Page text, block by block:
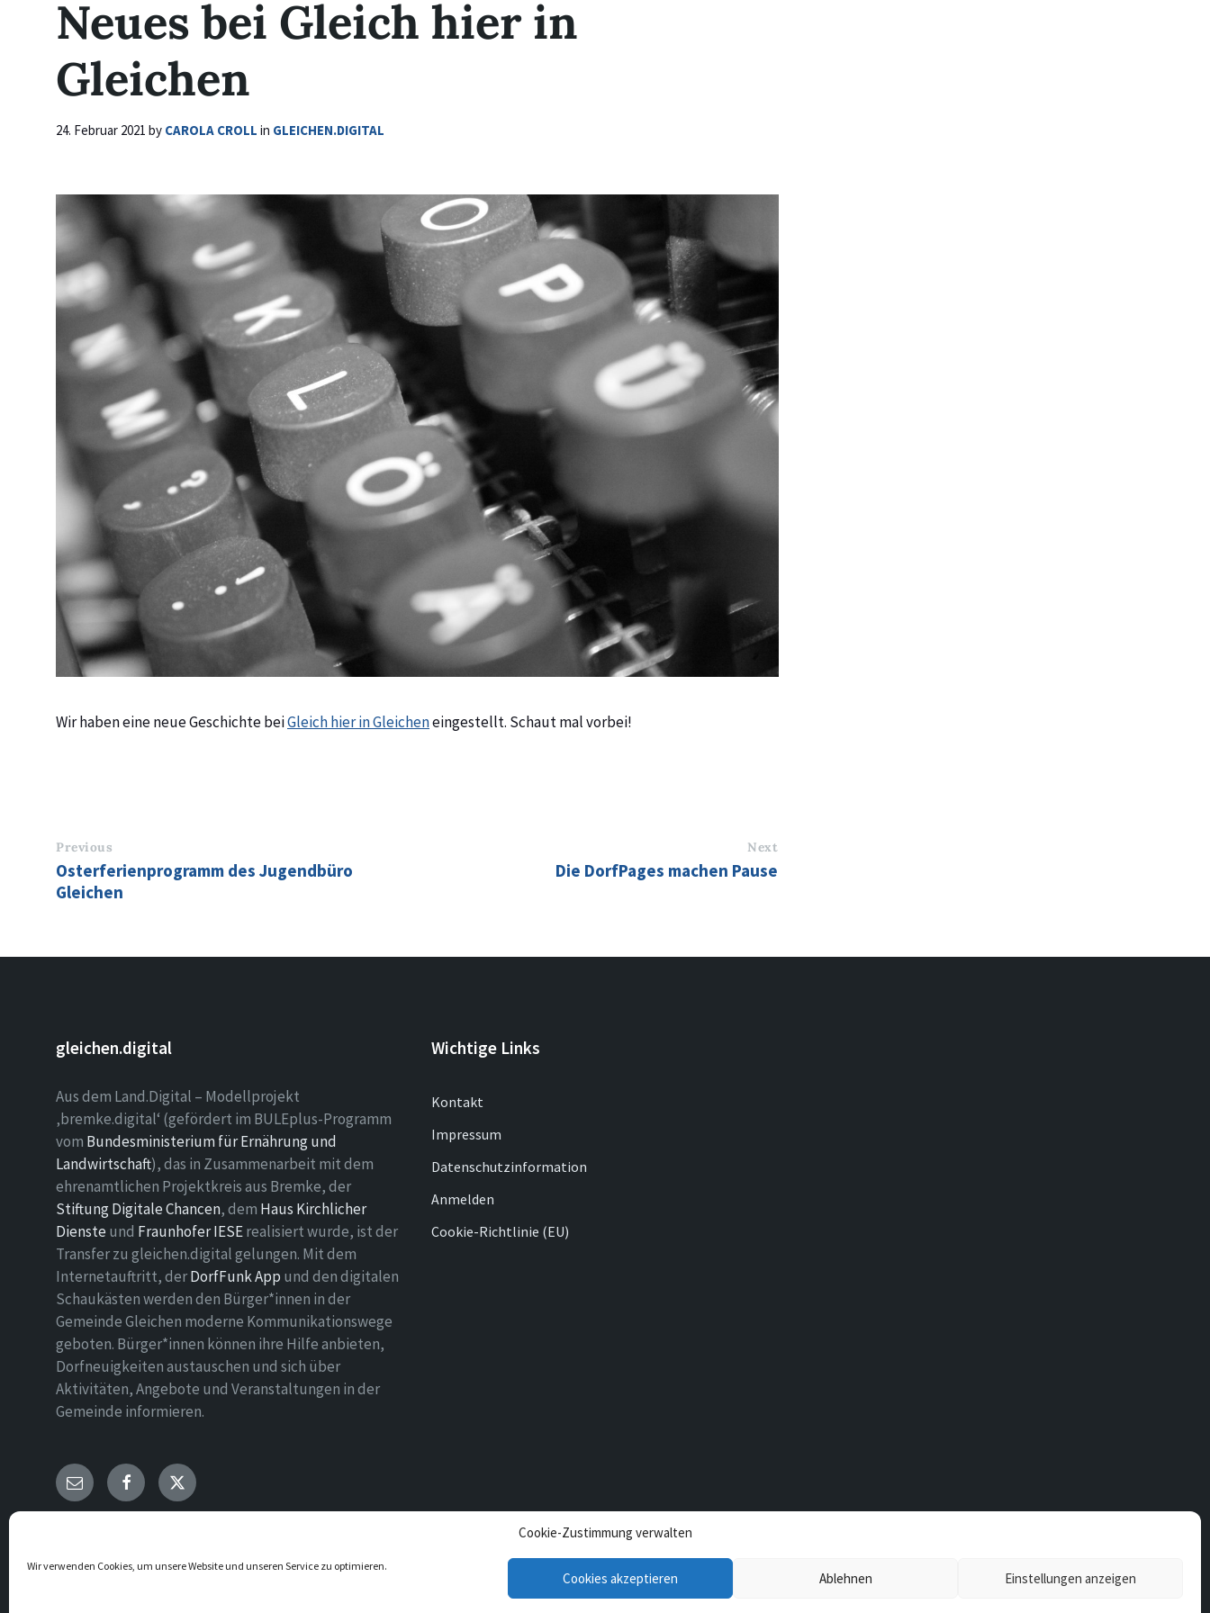
Cookie-Zustimmung verwalten
Wir verwenden Cookies, um unsere Website und unseren Service zu optimieren.
Cookies akzeptieren Ablehnen Einstellungen anzeigen
Neues bei Gleich hier in
Gleichen
24. Februar 2021 by CAROLA CROLL in GLEICHEN.DIGITAL
Wir haben eine neue Geschichte beiGleich hier in Gleicheneingestellt. Schaut mal vorbei!
Previous
Osterferienprogramm des Jugendbüro
Gleichen
Next
Die DorfPages machen Pause
gleichen.digital
Aus dem Land.Digital – Modellprojekt
‚bremke.digital‘ (gefördert im BULEplus-Programm
vom Bundesministerium für Ernährung und
Landwirtschaft), das in Zusammenarbeit mit dem
ehrenamtlichen Projektkreis aus Bremke, der
Stiftung Digitale Chancen, dem Haus Kirchlicher
Dienste und Fraunhofer IESErealisiert wurde, ist der
Transfer zu gleichen.digital gelungen. Mit dem
Internetauftritt, derDorfFunk App und den digitalen
Schaukästen werden den Bürger*innen in der
Gemeinde Gleichen moderne Kommunikationswege
geboten. Bürger*innen können ihre Hilfe anbieten,
Dorfneuigkeiten austauschen und sich über
Aktivitäten, Angebote und Veranstaltungen in der
Gemeinde informieren.
Wichtige Links
Kontakt
Impressum
Datenschutzinformation
Anmelden
Cookie-Richtlinie (EU)
E- Facebook Twitter